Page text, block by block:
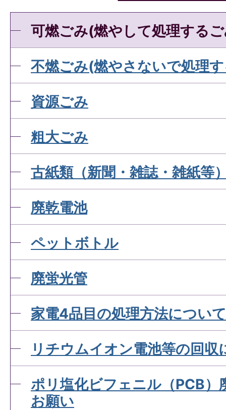
可燃ごみ(燃やして処理する
不燃ごみ(燃やさないで処理
資源ごみ
粗大ごみ
古紙類（新聞・雑誌・雑紙等
廃乾電池
ペットボトル
廃蛍光管
家電4品目の処理方法について
リチウムイオン電池等の回収
ポリ塩化ビフェニル（PCB）
お願い